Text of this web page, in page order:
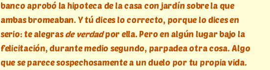
banco aprobó la hipoteca de la casa con jardín sobre la que
ambas bromeaban. Y tú dices lo correcto, porque lo dices en
serio: te alegras de verdadpor ella. Pero en algún lugar bajo la
felicitación, durante medio segundo, parpadea otra cosa. Algo
que se parece sospechosamente a un duelo por tu propia vida.